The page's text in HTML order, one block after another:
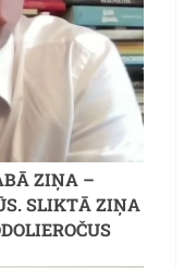
ZIŅA –
SLIKTĀ ZIŅA